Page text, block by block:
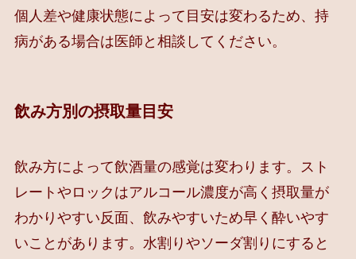
個人差や健康状態によって目安は変わるため、持
病がある場合は医師と相談してください。
飲み方別の摂取量目安
飲み方によって飲酒量の感覚は変わります。スト
レートやロックはアルコール濃度が高く摂取量が
わかりやすい反面、飲みやすいため早く酔いやす
いことがあります。水割りやソーダ割りにすると